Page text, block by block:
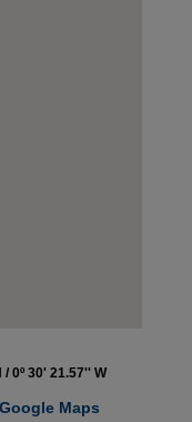
0º 30' 21.57'' W
Maps